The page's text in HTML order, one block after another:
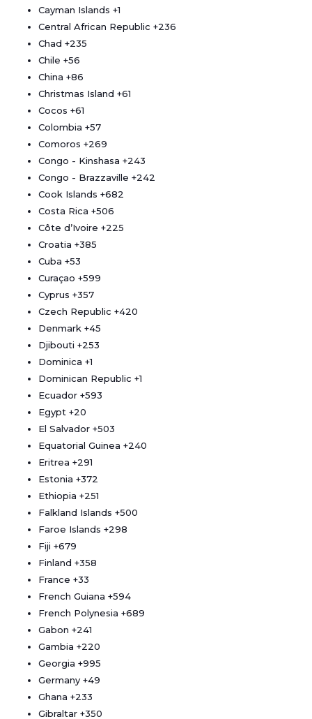
Cayman Islands +1
Central African Republic +236
Chad +235
Chile +56
China +86
Christmas Island +61
Cocos +61
Colombia +57
Comoros +269
Congo - Kinshasa +243
Congo - Brazzaville +242
Cook Islands +682
Costa Rica +506
Côte d’Ivoire +225
Croatia +385
Cuba +53
Curaçao +599
Cyprus +357
Czech Republic +420
Denmark +45
Djibouti +253
Dominica +1
Dominican Republic +1
Ecuador +593
Egypt +20
El Salvador +503
Equatorial Guinea +240
Eritrea +291
Estonia +372
Ethiopia +251
Falkland Islands +500
Faroe Islands +298
Fiji +679
Finland +358
France +33
French Guiana +594
French Polynesia +689
Gabon +241
Gambia +220
Georgia +995
Germany +49
Ghana +233
Gibraltar +350